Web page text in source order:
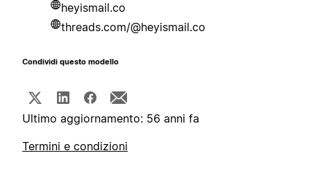
heyismail.co
threads.com/@heyismail.co
Condividi questo modello
Ultimo aggiornamento: 56 anni fa
Termini e condizioni